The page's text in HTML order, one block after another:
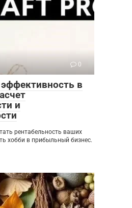
0
в
и
рентабельность ваших
хобби в прибыльный бизнес.